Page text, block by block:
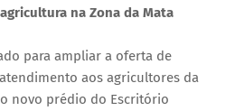
na Zona da Mata
para ampliar a oferta de
aos agricultores da
novo prédio do Escritório